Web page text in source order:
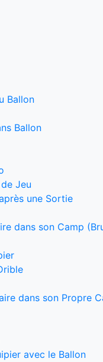
Ballon
Ballon
Jeu
une Sortie
dans son Camp
dans son Propre
avec le Ballon